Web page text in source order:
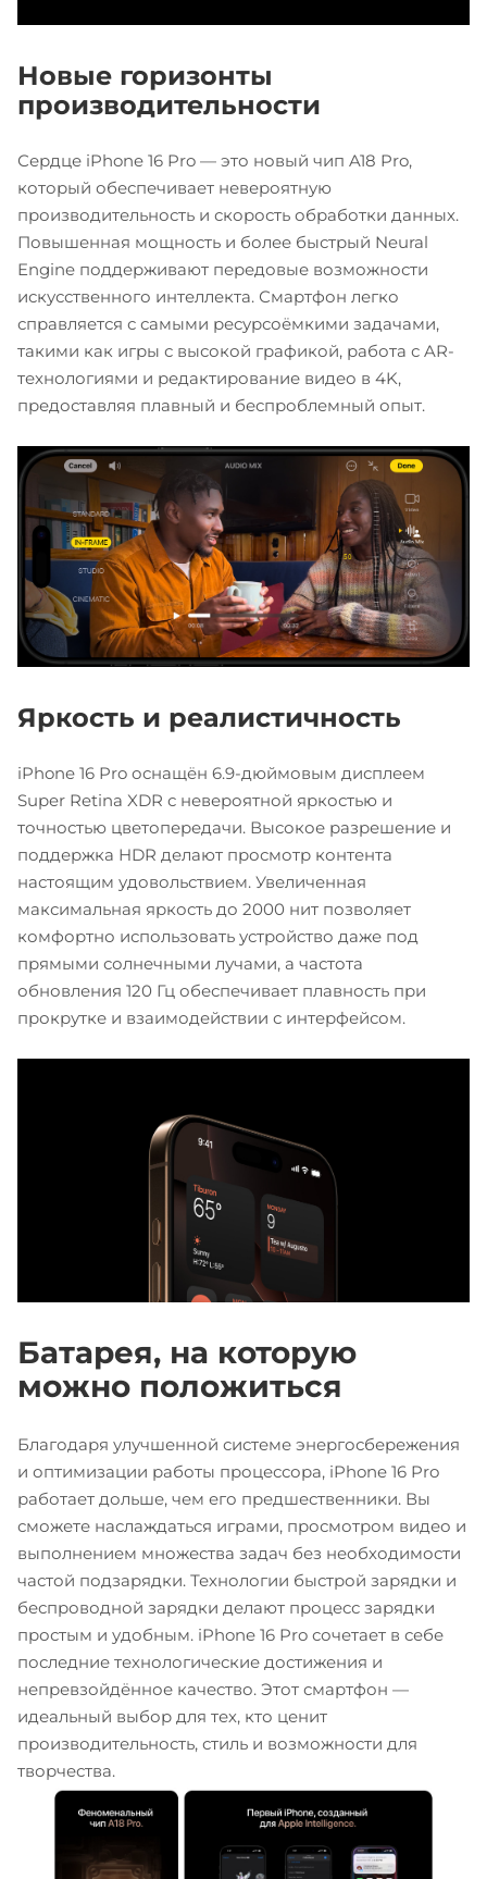
Новые горизонты
производительности
Сердце iPhone 16 Pro — это новый чип A18 Pro,
который обеспечивает невероятную
производительность и скорость обработки данных.
Повышенная мощность и более быстрый Neural
Engine поддерживают передовые возможности
искусственного интеллекта. Смартфон легко
справляется с самыми ресурсоёмкими задачами,
такими как игры с высокой графикой, работа с AR-
технологиями и редактирование видео в 4K,
предоставляя плавный и беспроблемный опыт.
Яркость и реалистичность
iPhone 16 Pro оснащён 6.9-дюймовым дисплеем
Super Retina XDR с невероятной яркостью и
точностью цветопередачи. Высокое разрешение и
поддержка HDR делают просмотр контента
настоящим удовольствием. Увеличенная
максимальная яркость до 2000 нит позволяет
комфортно использовать устройство даже под
прямыми солнечными лучами, а частота
обновления 120 Гц обеспечивает плавность при
прокрутке и взаимодействии с интерфейсом.
Батарея, на которую
можно положиться
Благодаря улучшенной системе энергосбережения
и оптимизации работы процессора, iPhone 16 Pro
работает дольше, чем его предшественники. Вы
сможете наслаждаться играми, просмотром видео и
выполнением множества задач без необходимости
частой подзарядки. Технологии быстрой зарядки и
беспроводной зарядки делают процесс зарядки
простым и удобным. iPhone 16 Pro сочетает в себе
последние технологические достижения и
непревзойдённое качество. Этот смартфон —
идеальный выбор для тех, кто ценит
производительность, стиль и возможности для
творчества.